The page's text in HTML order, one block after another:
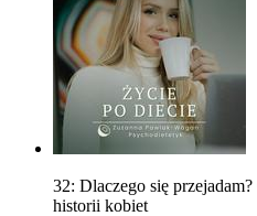
32: Dlaczego się
historii kobiet